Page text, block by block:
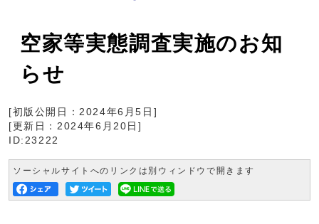
空家等実態調査実施のお知
らせ
[初版公開日：2024年6月5日 ]
[更新日： 2024年6月20日 ]
ID:23222
ソーシャルサイトへのリンクは別ウィンドウで開きます